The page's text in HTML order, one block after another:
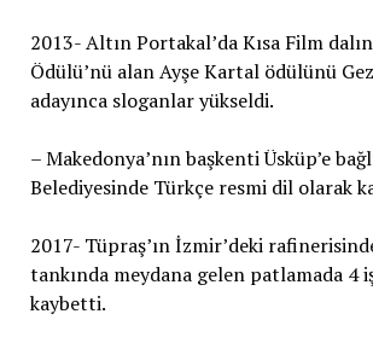
2013- Altın Portakal’da Kısa Film
Ödülü’nü alan Ayşe Kartal ödülünü
adayınca sloganlar yükseldi.
– Makedonya’nın başkenti Üsküp’e
Belediyesinde Türkçe resmi dil olarak
2017- Tüpraş’ın İzmir’deki
tankında meydana gelen patlamada 4
kaybetti.